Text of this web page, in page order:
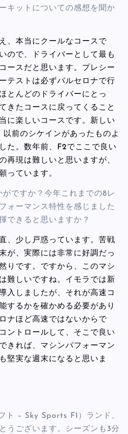
キットについての感想を聞か
、本当にクールなコースで
ので、ドライバーとして最も
ースだと思います。プレシー
テストは必ずバルセロナで行
とんどのドライバーにとっ
きたコースに戻ってくること
に楽しいコースです。新しい
前のシケインがあったものよ
た。数年前、F2でここで良い
再現は難しいと思いますが、
っています。
ですか？今年これまでの8レ
ォーマンス特性を感じました
できると思いますか？
、少し戸惑っています。苦戦
が、実際には非常に好調だっ
りです。ですから、このマシ
難しいですね。イモラでは新
入しましたが、それが高速コ
するかを確かめる必要があり
ナほど高速ではないからで
ントロールして、そこで良い
きれば、マシンパフォーマン
堅実な週末になると思いま
ト – Sky Sports F1）ランド、
うございます。シーズンも3分